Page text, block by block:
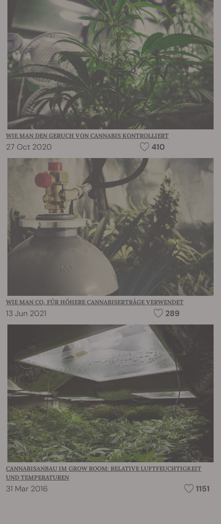
WIE MAN DEN GERUCH VON CANNABIS KONTROLLIERT
27 Oct 2020 410
WIE MAN CO₂ FÜR HÖHERE CANNABISERTRÄGE VERWENDET
13 Jun 2021 289
CANNABISANBAU IM GROW ROOM: RELATIVE LUFTFEUCHTIGKEIT
UND TEMPERATUREN
31 Mar 2016 1151